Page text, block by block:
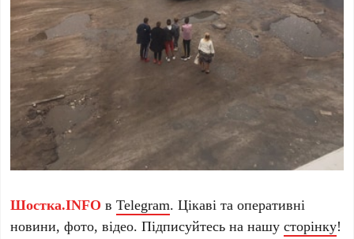
Шостка.INFO вTelegram. Цікаві та оперативні
новини, фото, відео. Підписуйтесь на нашусторінку!